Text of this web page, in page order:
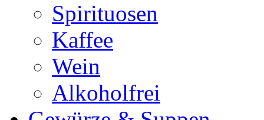
Spirituosen
Kaffee
Wein
Alkoholfrei